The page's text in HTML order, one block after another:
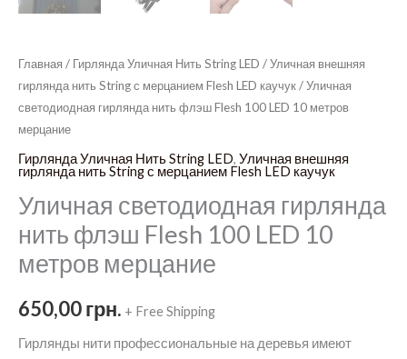
Главная / Гирлянда Уличная Нить String LED /Уличная внешняя
гирлянда нить String с мерцанием Flesh LED каучук/ Уличная
светодиодная гирлянда нить флэш Flesh 100 LED 10 метров
мерцание
Гирлянда Уличная Нить String LED, Уличная внешняя
гирлянда нить String с мерцанием Flesh LED каучук
Уличная светодиодная гирлянда
нить флэш Flesh 100 LED 10
метров мерцание
650,00грн. + Free Shipping
Гирлянды нити профессиональные на деревья имеют